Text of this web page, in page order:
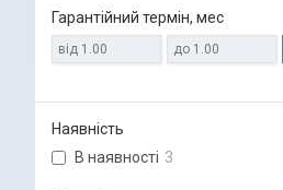
Гарантійний термін, мес
Наявність
В наявності 3